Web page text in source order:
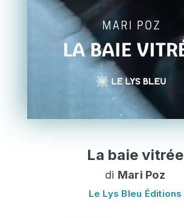
La baie vitrée
di Mari Poz
Le Lys Bleu Éditions